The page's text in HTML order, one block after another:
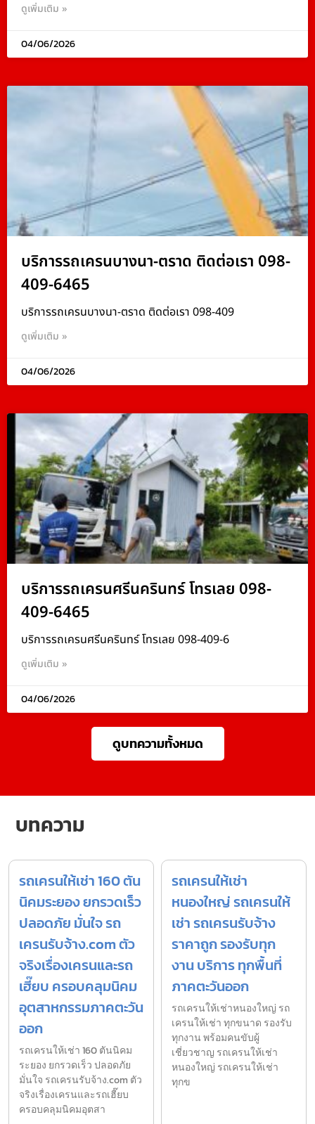
ดูเพิ่มเติม »
04/06/2026
บริการรถเครนบางนา-ตราด ติดต่อเรา 098-
409-6465
บริการรถเครนบางนา-ตราด ติดต่อเรา 098-409
ดูเพิ่มเติม »
04/06/2026
บริการรถเครนศรีนครินทร์ โทรเลย 098-
409-6465
บริการรถเครนศรีนครินทร์ โทรเลย 098-409-6
ดูเพิ่มเติม »
04/06/2026
ดูบทความทั้งหมด
บทความ
รถเครนให้เช่า 160 ตัน
นิคมระยอง ยกรวดเร็ว
ปลอดภัย มั่นใจ รถ
เครนรับจ้าง.com ตัว
จริงเรื่องเครนและรถ
เฮี๊ยบ ครอบคลุมนิคม
อุตสาหกรรมภาคตะวัน
ออก
รถเครนให้เช่า 160 ตันนิคม
ระยอง ยกรวดเร็ว ปลอดภัย
มั่นใจ รถเครนรับจ้าง.com ตัว
จริงเรื่องเครนและรถเฮี๊ยบ
ครอบคลุมนิคมอุตสา
รถเครนให้เช่า
หนองใหญ่ รถเครนให้
เช่า รถเครนรับจ้าง
ราคาถูก รองรับทุก
งาน บริการ ทุกพื้นที่
ภาคตะวันออก
รถเครนให้เช่าหนองใหญ่ รถ
เครนให้เช่า ทุกขนาด รองรับ
ทุกงาน พร้อมคนขับผู้
เชี่ยวชาญ รถเครนให้เช่า
หนองใหญ่ รถเครนให้เช่า
ทุกข